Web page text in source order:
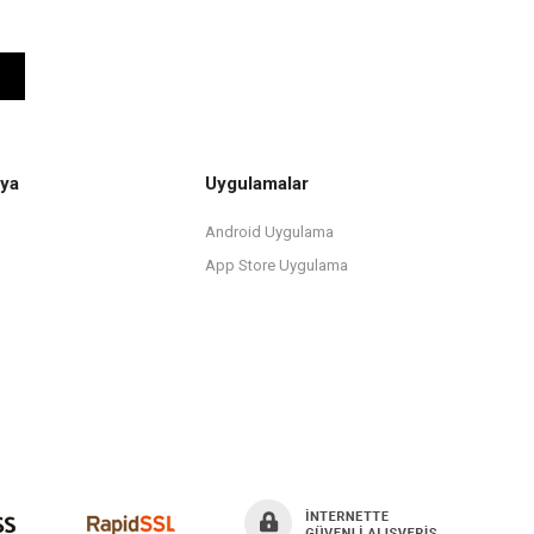
Uygulamalar
Android Uygulama
App Store Uygulama